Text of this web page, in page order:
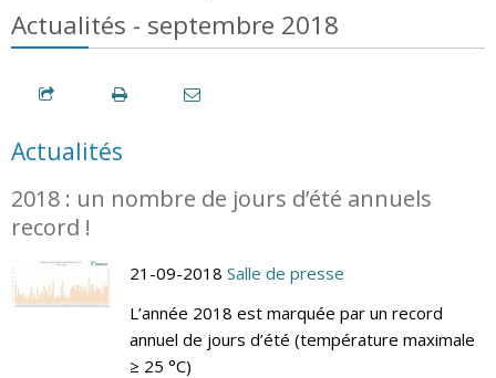
Actualités - septembre 2018
Actualités
2018 : un nombre de jours d’été annuels
record !
21-09-2018 Salle de presse
L’année 2018 est marquée par un record
annuel de jours d’été (température maximale
≥ 25 °C)